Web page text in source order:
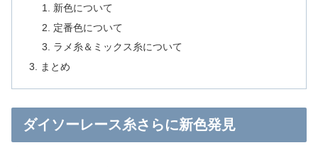
新色について
定番色について
ラメ糸＆ミックス糸について
まとめ
ダイソーレース糸さらに新色発見